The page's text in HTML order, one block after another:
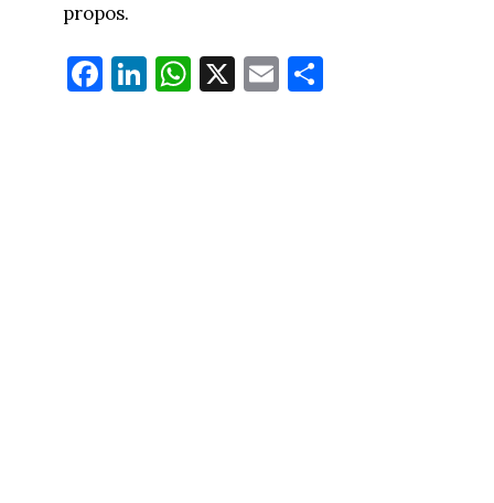
propos.
Fa
ce
Li
nk
W
ha
X E
m
Pa